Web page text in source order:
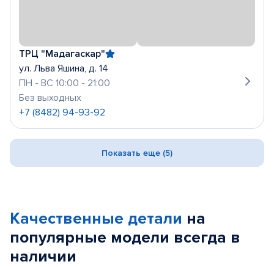
ТРЦ "Мадагаскар"
ул. Льва Яшина, д. 14
ПН - ВС 10:00 - 21:00
Без выходных
+7 (8482) 94-93-92
Показать еще (5)
Качественные детали на
популярные модели всегда в
наличии